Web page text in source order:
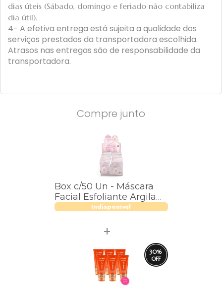
dias úteis (Sábado, domingo e feriado não contabiliza
dia útil).
4- A efetiva entrega está sujeita a qualidade dos
serviços prestados da transportadora escolhida.
Atrasos nas entregas são de responsabilidade da
transportadora.
Compre junto
Box c/50 Un - Máscara
Facial Esfoliante Argila
Rosa - Phállebeauty -
Indisponível
30%